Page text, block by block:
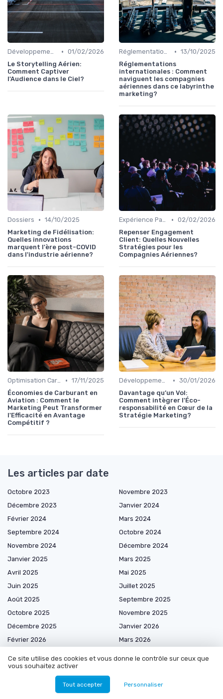
Développement personnel • 01/02/2026
Le Storytelling Aérien:
Comment Captiver
l'Audience dans le Ciel?
Réglementations Internationales • 13/10/2025
Réglementations
internationales : Comment
naviguent les compagnies
aériennes dans ce labyrinthe
marketing?
Dossiers • 14/10/2025
Marketing de Fidélisation:
Quelles innovations
marquent l'ère post-COVID
dans l'industrie aérienne?
Expérience Passager • 02/02/2026
Repenser Engagement
Client: Quelles Nouvelles
Stratégies pour les
Compagnies Aériennes?
Optimisation Carburant • 17/11/2025
Économies de Carburant en
Aviation : Comment le
Marketing Peut Transformer
l'Efficacité en Avantage
Compétitif ?
Développement Durable • 30/01/2026
Davantage qu’un Vol:
Comment intègrer l'Éco-
responsabilité en Cœur de la
Stratégie Marketing?
Les articles par date
Octobre 2023
Novembre 2023
Décembre 2023
Janvier 2024
Février 2024
Mars 2024
Septembre 2024
Octobre 2024
Novembre 2024
Décembre 2024
Janvier 2025
Mars 2025
Avril 2025
Mai 2025
Juin 2025
Juillet 2025
Août 2025
Septembre 2025
Octobre 2025
Novembre 2025
Décembre 2025
Janvier 2026
Février 2026
Mars 2026
Juin 2026
Ce site utilise des cookies et vous donne le contrôle sur ceux que
vous souhaitez activer
Tout accepter Personnaliser